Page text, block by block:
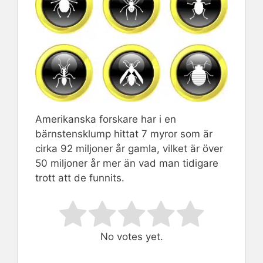
Amerikanska forskare har i en
bärnstensklump hittat 7 myror som är
cirka 92 miljoner år gamla, vilket är över
50 miljoner år mer än vad man tidigare
trott att de funnits.
Rate this item:
Submit Rating
No votes yet.